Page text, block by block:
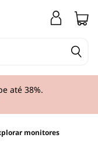
até 38%.
monitores